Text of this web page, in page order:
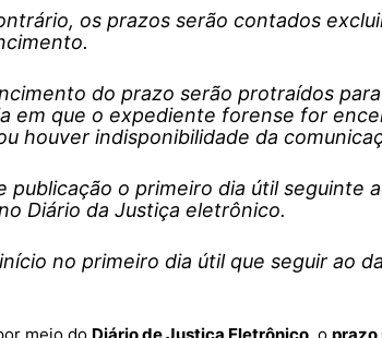
os prazos serão contados
do prazo serão protraídos
em que o expediente forense for
houver indisponibilidade da
publicação o primeiro dia útil seguinte
Diário da Justiça eletrônico.
no primeiro dia útil que seguir ao
meio do Diário de Justiça Eletrônico , o prazo